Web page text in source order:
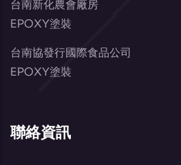
台南新化農會廠房
EPOXY塗裝
台南協發行國際食品公司
EPOXY塗裝
聯絡資訊